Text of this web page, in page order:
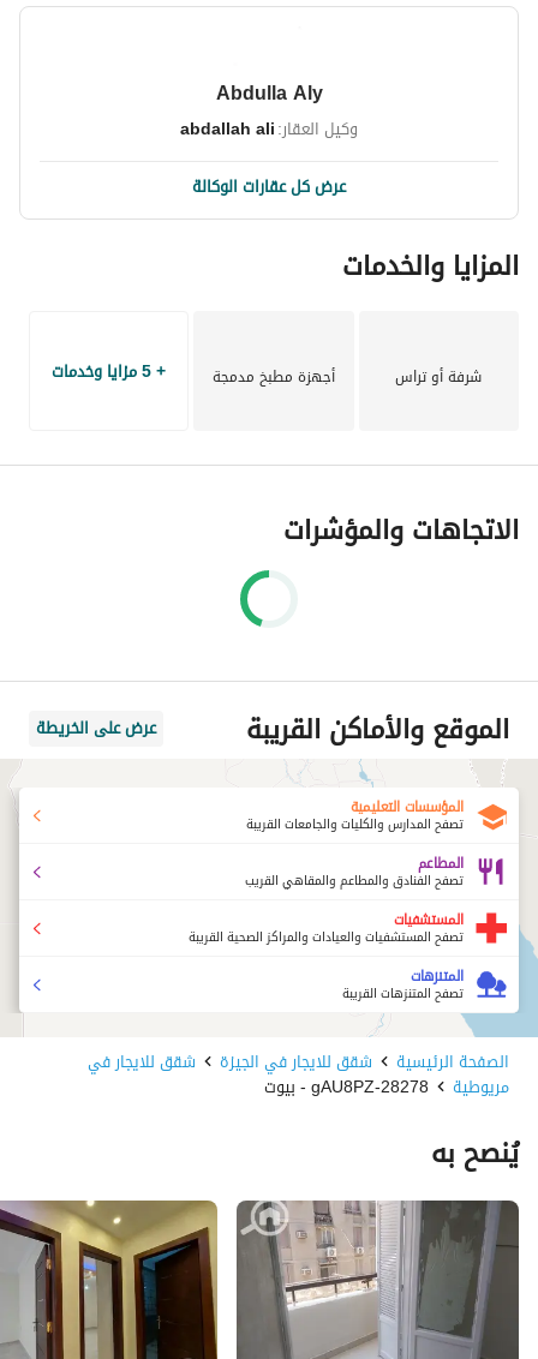
Abdulla Aly
وكيل العقار:abdallah ali
عرض كل عقارات الوكالة
المزايا والخدمات
شرفة أو تراس أجهزة مطبخ مدمجة + 5 مزايا وخدمات
الاتجاهات والمؤشرات
الموقع والأماكن القريبة عرض على الخريطة
المؤسسات التعليمية
تصفح المدارس والكليات والجامعات القريبة
المطاعم
تصفح الفنادق والمطاعم والمقاهي القريب
المستشفيات
تصفح المستشفيات والعيادات والمراكز الصحية القريبة
المتنزهات
تصفح المتنزهات القريبة
الصفحة الرئيسية شقق للايجار في الجيزة شقق للايجار في
مريوطية 28278-gAU8PZ - بيوت
يُنصح به